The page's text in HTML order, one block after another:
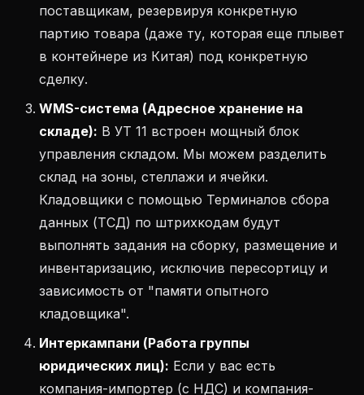
поставщикам, резервируя конкретную
партию товара (даже ту, которая еще плывет
в контейнере из Китая) под конкретную
сделку.
WMS-система (Адресное хранение на
складе): В УТ 11 встроен мощный блок
управления складом. Мы можем разделить
склад на зоны, стеллажи и ячейки.
Кладовщики с помощью Терминалов сбора
данных (ТСД) по штрихкодам будут
выполнять задания на сборку, размещение и
инвентаризацию, исключив пересортицу и
зависимость от "памяти опытного
кладовщика".
Интеркампани (Работа группы
юридических лиц): Если у вас есть
компания-импортер (с НДС) и компания-